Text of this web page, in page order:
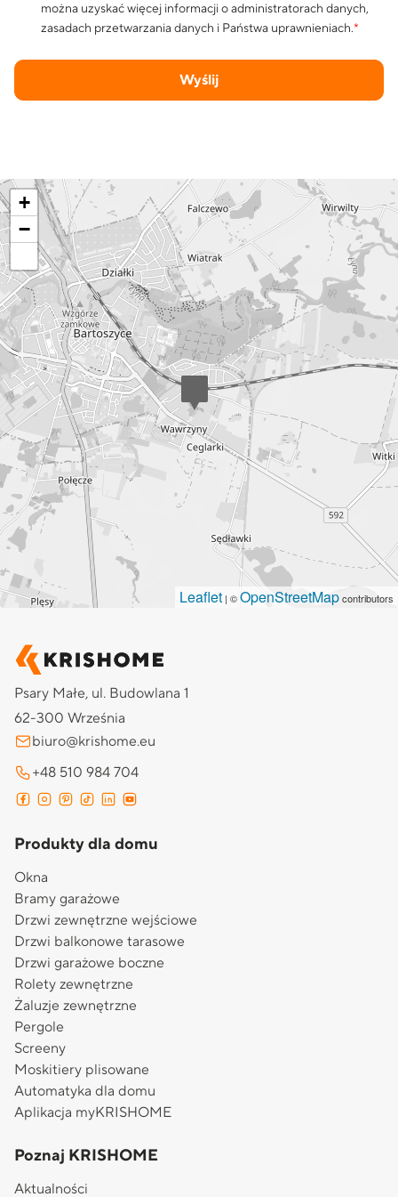
można uzyskać więcej informacji o administratorach danych,
zasadach przetwarzania danych i Państwa uprawnieniach.*
Wyślij
+
−
Leaflet | ©OpenStreetMapcontributors
Psary Małe, ul. Budowlana 1
62-300 Września
biuro@krishome.eu
+48 510 984 704
Produkty dla domu
Okna
Bramy garażowe
Drzwi zewnętrzne wejściowe
Drzwi balkonowe tarasowe
Drzwi garażowe boczne
Rolety zewnętrzne
Żaluzje zewnętrzne
Pergole
Screeny
Moskitiery plisowane
Automatyka dla domu
Aplikacja myKRISHOME
Poznaj KRISHOME
Aktualności